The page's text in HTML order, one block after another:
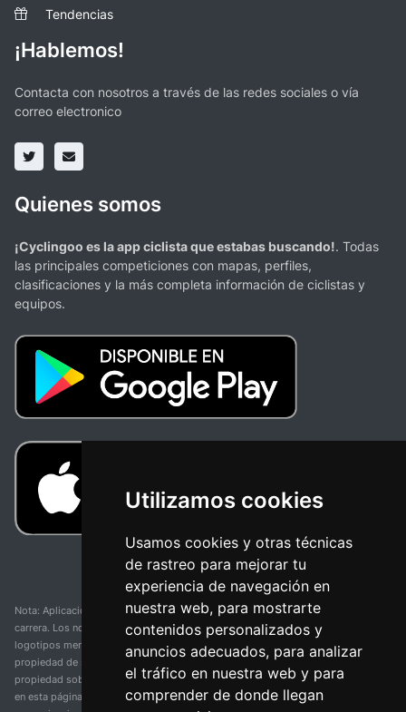
Utilizamos cookies
Usamos cookies y otras técnicas
de rastreo para mejorar tu
experiencia de navegación en
nuestra web, para mostrarte
contenidos personalizados y
anuncios adecuados, para analizar
el tráfico en nuestra web y para
comprender de donde llegan
Tendencias
¡Hablemos!
Contacta con nosotros a través de las redes sociales o vía
correo electronico
Quienes somos
¡Cyclingoo es la app ciclista que estabas buscando!. Todas
las principales competiciones con mapas, perfiles,
clasificaciones y la más completa información de ciclistas y
equipos.
Nota: Aplicación y web no oficial y no relacionada con ninguna organización o
carrera. Los nombres de equipos, competiciones, marcas comerciales y
logotipos mencionados en esta página de resultados de ciclismo son
propiedad de sus respectivos dueños. No tenemos afiliación, patrocinio ni
propiedad sobre estas marcas comerciales. Toda la información proporcionada
en esta página se presenta únicamente con fines informativos y para la